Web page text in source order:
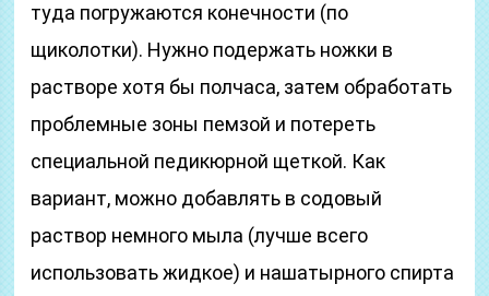
туда погружаются конечности (по
щиколотки). Нужно подержать ножки в
растворе хотя бы полчаса, затем обработать
проблемные зоны пемзой и потереть
специальной педикюрной щеткой. Как
вариант, можно добавлять в содовый
раствор немного мыла (лучше всего
использовать жидкое) и нашатырного спирта